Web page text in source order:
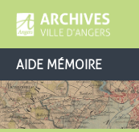
AIDE MÉMOIRE